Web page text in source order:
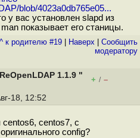
blob/4023a0db765e05...
у вас установлен slapd из
показывает его станицы.
^ к родителю #19 Наверх
Cообщить
модератору
1.1.9 " + / –
18, 12:52
centos6, centos7, с
config?